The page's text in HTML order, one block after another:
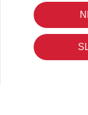
Pirkimo – pardavimo
Pristatymas ir grąžinimas
Apmokėjimo būdai
Kokybės ir saugumo
Privatumo taisyklės